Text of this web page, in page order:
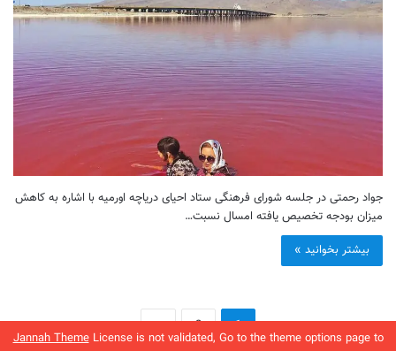
Jannah ThemeLicense is not validated, Go to the theme options page to
جواد رحمتی در جلسه شورای فرهنگی ستاد احیای دریاچه اورمیه با اشاره به کاهش
میزان بودجه تخصیص یافته امسال نسبت…
بیشتر بخوانید »
1
2
»